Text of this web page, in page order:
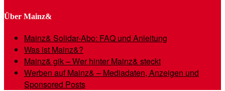
Über Mainz&
Mainz& Solidar-Abo: FAQ und Anleitung
Was ist Mainz&?
Mainz& gik – Wer hinter Mainz& steckt
Werben auf Mainz& – Mediadaten, Anzeigen und
Sponsored Posts